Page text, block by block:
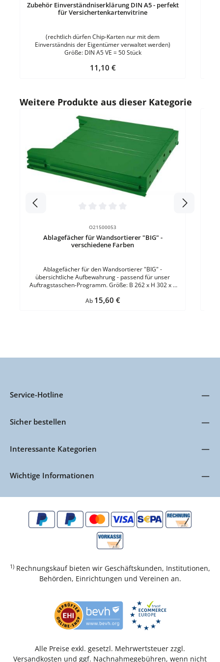
Zubehör Einverständniserklärung DIN A5 - perfekt
für Versichertenkartenvitrine
(rechtlich dürfen Chip-Karten nur mit dem
Einverständnis der Eigentümer verwaltet werden)
Größe: DIN A5 VE = 50 Stück
Regulärer Preis:
11,10 €
Produktgalerie überspringen
Weitere Produkte aus dieser Kategorie
O21500053
Ablagefächer für Wandsortierer "BIG" -
verschiedene Farben
Ablagefächer für den Wandsortierer "BIG" -
übersichtliche Aufbewahrung - passend für unser
Auftragstaschen-Programm. Größe: B 262 x H 302 x T
GrünBefestigung: zum Einhängen in das Grundmodul VE
Regulärer Preis:
Ab 15,60 €
Service-Hotline
Sicher bestellen
Interessante Kategorien
Wichtige Informationen
1) Rechnungskauf bieten wir Geschäftskunden, Institutionen,
Behörden, Einrichtungen und Vereinen an.
Alle Preise exkl. gesetzl. Mehrwertsteuer zzgl.
Versandkosten und ggf. Nachnahmegebühren, wenn nicht